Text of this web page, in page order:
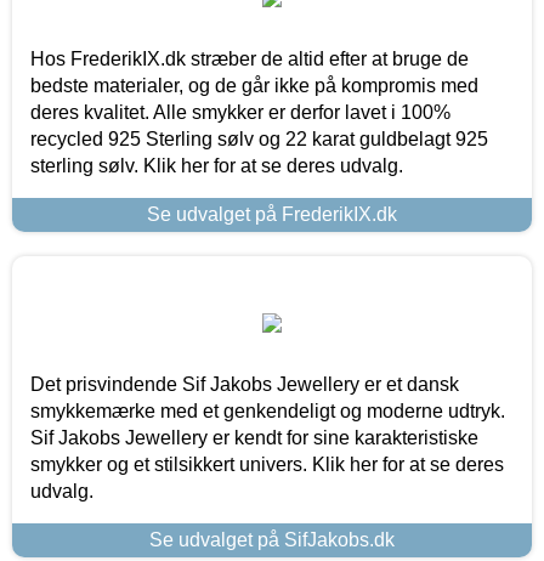
Hos FrederikIX.dk stræber de altid efter at bruge de
bedste materialer, og de går ikke på kompromis med
deres kvalitet. Alle smykker er derfor lavet i 100%
recycled 925 Sterling sølv og 22 karat guldbelagt 925
sterling sølv. Klik her for at se deres udvalg.
Se udvalget på FrederikIX.dk
Det prisvindende Sif Jakobs Jewellery er et dansk
smykkemærke med et genkendeligt og moderne udtryk.
Sif Jakobs Jewellery er kendt for sine karakteristiske
smykker og et stilsikkert univers. Klik her for at se deres
udvalg.
Se udvalget på SifJakobs.dk